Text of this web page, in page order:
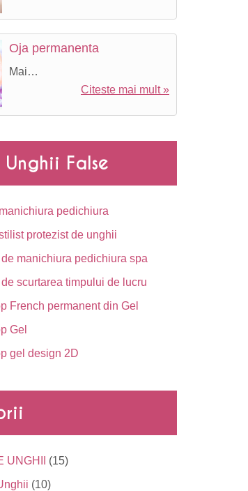
Oja permanenta
Mai…
Citeste mai mult »
Unghii False
pedichiura
protezist de unghii
manichiura pedichiura spa
scurtarea timpului de lucru
French permanent din Gel
Gel
gel design 2D
UNGHII
(15)
(10)